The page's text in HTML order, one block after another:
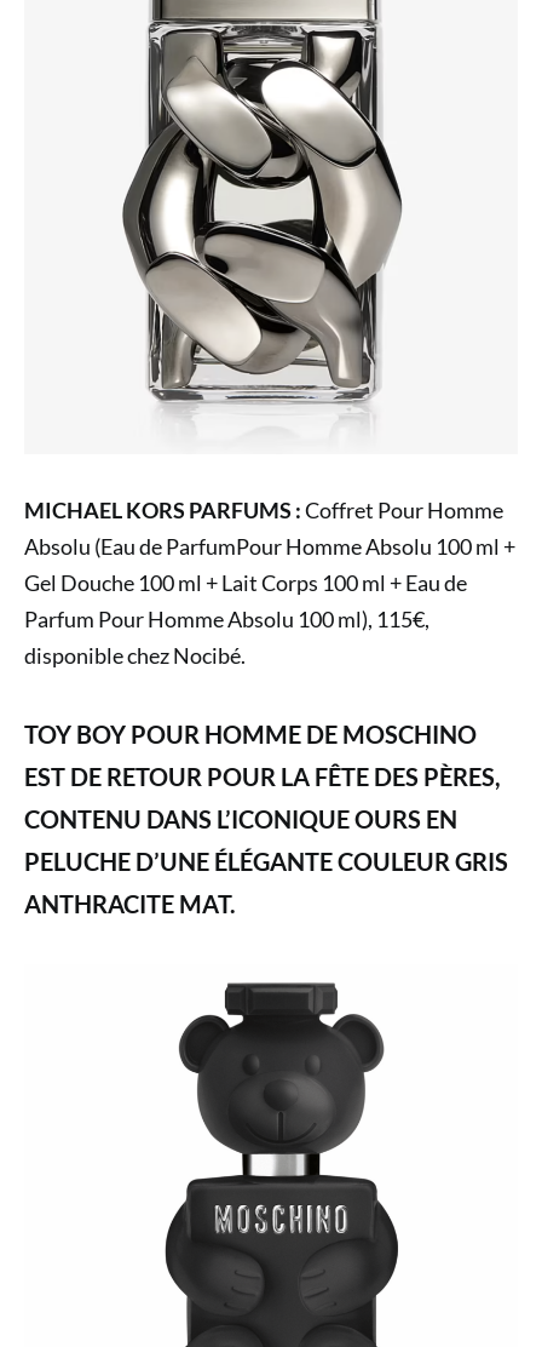
MICHAEL KORS PARFUMS :Coffret Pour Homme
Absolu (Eau de ParfumPour Homme Absolu 100 ml +
Gel Douche 100 ml + Lait Corps 100 ml + Eau de
Parfum Pour Homme Absolu 100 ml), 115€,
disponible chez Nocibé.
TOY BOY POUR HOMME DE MOSCHINO
EST DE RETOUR POUR LA FÊTE DES PÈRES,
CONTENU DANS L’ICONIQUE OURS EN
PELUCHE D’UNE ÉLÉGANTE COULEUR GRIS
ANTHRACITE MAT.